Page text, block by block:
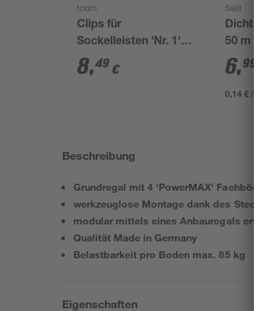
toom
Clips für
Sockelleisten 'Nr. 1'
schwarz, 20 Stück
8,49 €
Selit
50 m
6,99
0,14 € /
Beschreibung
Grundregal mit 4 'PowerMAX'
werkzeuglose Montage dank des
modular mittels eines Anbauregals
Qualität Made in Germany
Belastbarkeit pro Boden max. 85 kg
Eigenschaften